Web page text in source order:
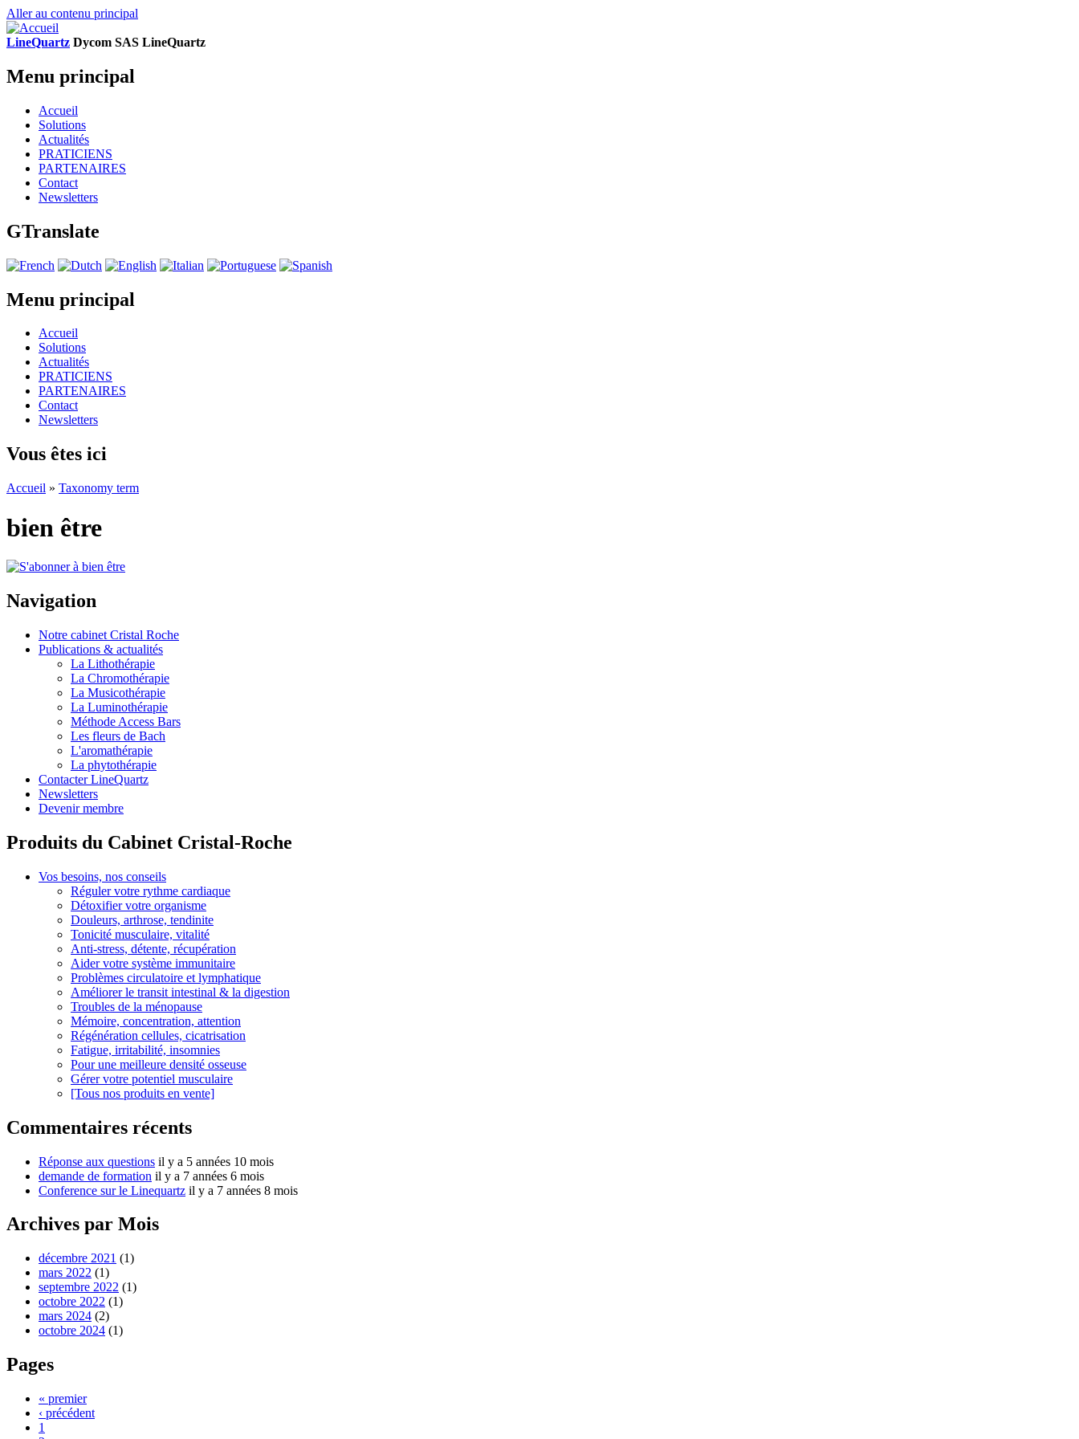
Aller au contenu principal
LineQuartz Dycom SAS LineQuartz
Menu principal
Accueil
Solutions
Actualités
PRATICIENS
PARTENAIRES
Contact
Newsletters
GTranslate
Menu principal
Accueil
Solutions
Actualités
PRATICIENS
PARTENAIRES
Contact
Newsletters
Vous êtes ici
Accueil » Taxonomy term
bien être
Navigation
Notre cabinet Cristal Roche
Publications & actualités
La Lithothérapie
La Chromothérapie
La Musicothérapie
La Luminothérapie
Méthode Access Bars
Les fleurs de Bach
L'aromathérapie
La phytothérapie
Contacter LineQuartz
Newsletters
Devenir membre
Produits du Cabinet Cristal-Roche
Vos besoins, nos conseils
Réguler votre rythme cardiaque
Détoxifier votre organisme
Douleurs, arthrose, tendinite
Tonicité musculaire, vitalité
Anti-stress, détente, récupération
Aider votre système immunitaire
Problèmes circulatoire et lymphatique
Améliorer le transit intestinal & la digestion
Troubles de la ménopause
Mémoire, concentration, attention
Régénération cellules, cicatrisation
Fatigue, irritabilité, insomnies
Pour une meilleure densité osseuse
Gérer votre potentiel musculaire
[Tous nos produits en vente]
Commentaires récents
Réponse aux questions il y a 5 années 10 mois
demande de formation il y a 7 années 6 mois
Conference sur le Linequartz il y a 7 années 8 mois
Archives par Mois
décembre 2021 (1)
mars 2022 (1)
septembre 2022 (1)
octobre 2022 (1)
mars 2024 (2)
octobre 2024 (1)
Pages
« premier
‹ précédent
1